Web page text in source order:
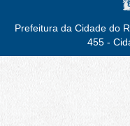
Prefeitura da Cidade do
455 -